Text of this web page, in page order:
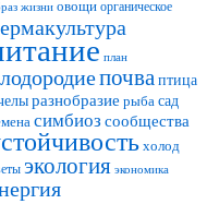
жизниовощи органическое
план
почваптица
разнобразие рыбасад
симбиоз сообщества
холод
экология экономика